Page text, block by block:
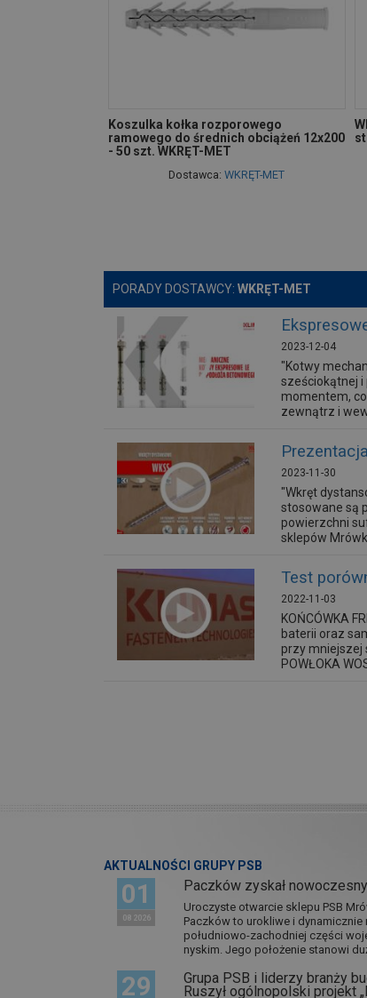
Koszulka kołka rozporowego
ramowego do średnich obciążeń 12x200
- 50 szt. WKRĘT-MET
Dostawca:WKRĘT-MET
PORADY DOSTAWCY: WKRĘT-MET
2023-12-04
"Kotwy
sześciokątnej i
momentem,
zewnątrz i
2023-11-30
"Wkręt
stosowane są
powierzchni
sklepów
Test
2022-11-03
KOŃCÓWKA
baterii oraz
przy mniejszej
POWŁOKA
AKTUALNOŚCI GRUPY PSB
01
08 2026
Paczków zyskał
Uroczyste otwarcie sklepu PSB
Paczków to urokliwe i
południowo-zachodniej części
nyskim. Jego położenie stanowi
29 Grupa PSB i liderzy branży
Ruszył ogólnopolski projekt